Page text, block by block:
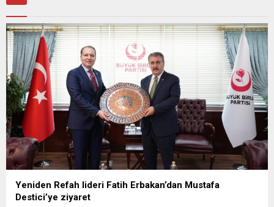
Yeniden Refah lideri Fatih Erbakan’dan Mustafa
Destici’ye ziyaret